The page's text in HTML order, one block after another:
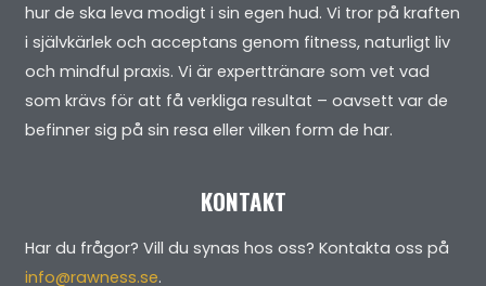
hur de ska leva modigt i sin egen hud. Vi tror på kraften
i självkärlek och acceptans genom fitness, naturligt liv
och mindful praxis. Vi är experttränare som vet vad
som krävs för att få verkliga resultat – oavsett var de
befinner sig på sin resa eller vilken form de har.
KONTAKT
Har du frågor? Vill du synas hos oss? Kontakta oss på
info@rawness.se.